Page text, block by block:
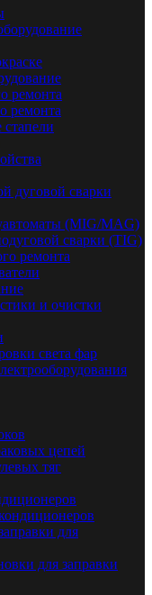
ремонта
ремонта
дуговой сварки
(MIG/MAG)
сварки (TIG)
ремонта
и очистки
света фар
цепей
тяг
для
для заправки